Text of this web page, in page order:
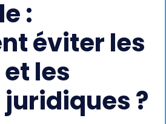
:
éviter les
les
?